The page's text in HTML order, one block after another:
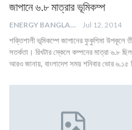
জাপানে ৬.৮ মাত্রার ভূমিকম্প
ENERGY BANGLA Jul 12, 2014
শক্তিশালী ভূমিকম্পে জাপানের ফুকুশিমা উপকূলে
সতর্কতা। রিখটার স্কেলে কম্পনের মাত্রা ৬.৮
আরও জানায়, বাংলাদেশ সময় শনিবার ভোর ৬.১৫